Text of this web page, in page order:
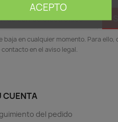
baja en cualquier momento. Para ello,
en el aviso legal.
CUENTA
del pedido
ACEPTO